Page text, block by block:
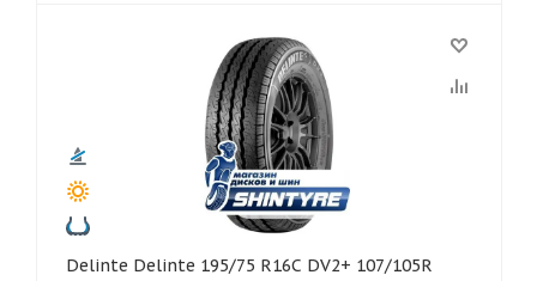
Delinte Delinte 195/75 R16C DV2+ 107/105R